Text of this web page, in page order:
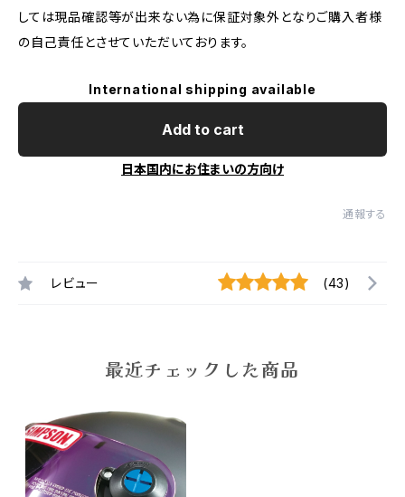
しては現品確認等が出来ない為に保証対象外となりご購入者様
の自己責任とさせていただいております。
International shipping available
Add to cart
日本国内にお住まいの方向け
通報する
レビュー (43)
最近チェックした商品